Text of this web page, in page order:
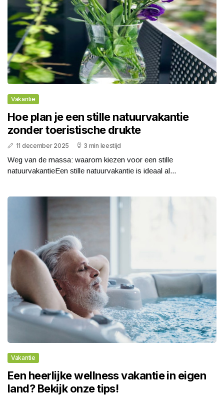
Vakantie
Hoe plan je een stille natuurvakantie
zonder toeristische drukte
11 december 2025 3 min leestijd
Weg van de massa: waarom kiezen voor een stille
natuurvakantieEen stille natuurvakantie is ideaal al...
Vakantie
Een heerlijke wellness vakantie in eigen
land? Bekijk onze tips!